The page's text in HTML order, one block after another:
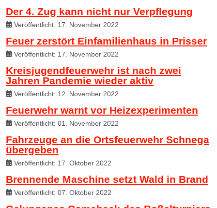
Der 4. Zug kann nicht nur Verpflegung
Veröffentlicht: 17. November 2022
Feuer zerstört Einfamilienhaus in Prisser
Veröffentlicht: 17. November 2022
Kreisjugendfeuerwehr ist nach zwei
Jahren Pandemie wieder aktiv
Veröffentlicht: 12. November 2022
Feuerwehr warnt vor Heizexperimenten
Veröffentlicht: 01. November 2022
Fahrzeuge an die Ortsfeuerwehr Schnega
übergeben
Veröffentlicht: 17. Oktober 2022
Brennende Maschine setzt Wald in Brand
Veröffentlicht: 07. Oktober 2022